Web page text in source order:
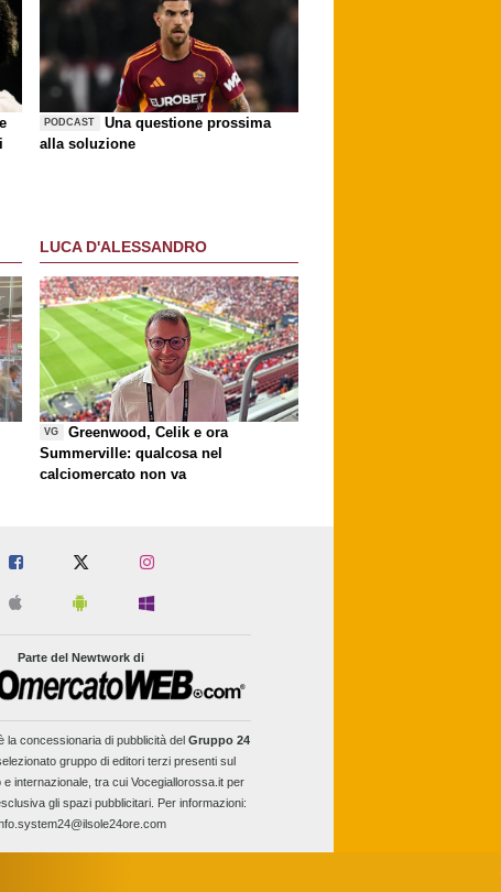
PODCAST
Una questione prossima
alla soluzione
LUCA D'ALESSANDRO
VG
Greenwood, Celik e ora
Summerville: qualcosa nel
calciomercato non va
Parte del Newtwork di
la concessionaria di pubblicità del Gruppo 24
gruppo di editori terzi presenti sul
e internazionale, tra cui Vocegiallorossa.it per
gli spazi pubblicitari. Per informazioni: